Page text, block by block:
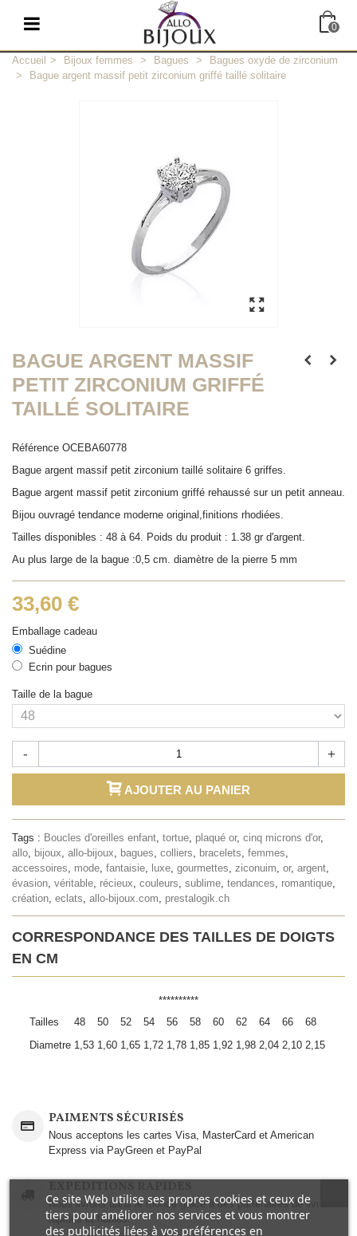
0
Accueil > Bijoux femmes > Bagues >
Bagues oxyde de zirconium
>
Bague argent massif petit zirconium griffé taillé solitaire
BAGUE ARGENT MASSIF
PETIT ZIRCONIUM GRIFFÉ
TAILLÉ SOLITAIRE
Référence OCEBA60778
Bague argent massif petit zirconium taillé solitaire 6 griffes.
Bague argent massif petit zirconium griffé rehaussé sur un petit anneau.
Bijou ouvragé tendance moderne original,finitions rhodiées.
Tailles disponibles : 48 à 64. Poids du produit : 1.38 gr d'argent.
Au plus large de la bague :0,5 cm. diamètre de la pierre 5 mm
33,60 €
Emballage cadeau
Suédine
Ecrin pour bagues
Taille de la bague
- +
AJOUTER AU PANIER
Tags : Boucles d'oreilles enfant, tortue, plaqué or, cinq microns d'or,
allo, bijoux, allo-bijoux, bagues, colliers, bracelets, femmes,
accessoires, mode, fantaisie, luxe, gourmettes, ziconuim, or, argent,
évasion, véritable, récieux, couleurs, sublime, tendances, romantique,
création, eclats, allo-bijoux.com, prestalogik.ch
CORRESPONDANCE DES TAILLES DE DOIGTS
EN CM
**********
Tailles
48 50 52 54 56 58 60 62 64 66
68
Diametre 1,53 1,60 1,65 1,72 1,78 1,85 1,92 1,98 2,04 2,10 2,15
PAIMENTS SÉCURISÉS
Nous acceptons les cartes Visa, MasterCard et American
Express via PayGreen et PayPal
Nous livrons dans le monde grâce à des partenaires de livraison
rapides et fiables.
Ce site Web utilise ses propres cookies et ceux de
tiers pour améliorer nos services et vous montrer
des publicités liées à vos préférences en